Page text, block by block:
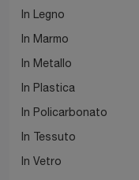
In Legno
In Marmo
In Metallo
In Plastica
In Policarbonato
In Tessuto
In Vetro